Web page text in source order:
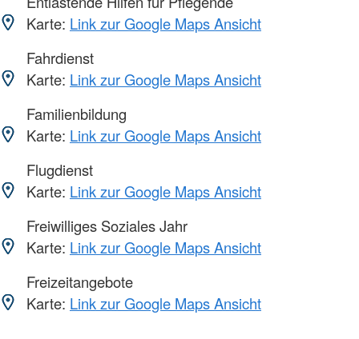
Karte: Link zur Google Maps Ansicht
Fahrdienst
Karte: Link zur Google Maps Ansicht
Familienbildung
Karte: Link zur Google Maps Ansicht
Flugdienst
Karte: Link zur Google Maps Ansicht
Freiwilliges Soziales Jahr
Karte: Link zur Google Maps Ansicht
Freizeitangebote
Karte: Link zur Google Maps Ansicht